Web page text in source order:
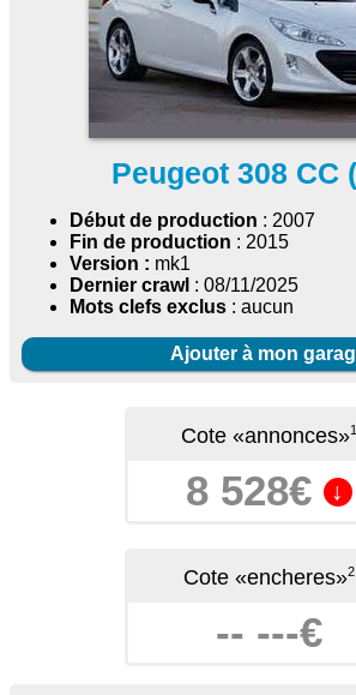
Peugeot 308 CC
Début de production : 2007
Fin de production : 2015
Version : mk1
Dernier crawl : 08/11/2025
Mots clefs exclus : aucun
Ajouter à mon
Cote «annonces»1
8 528€ ↓
Cote «encheres»2
-- ---€